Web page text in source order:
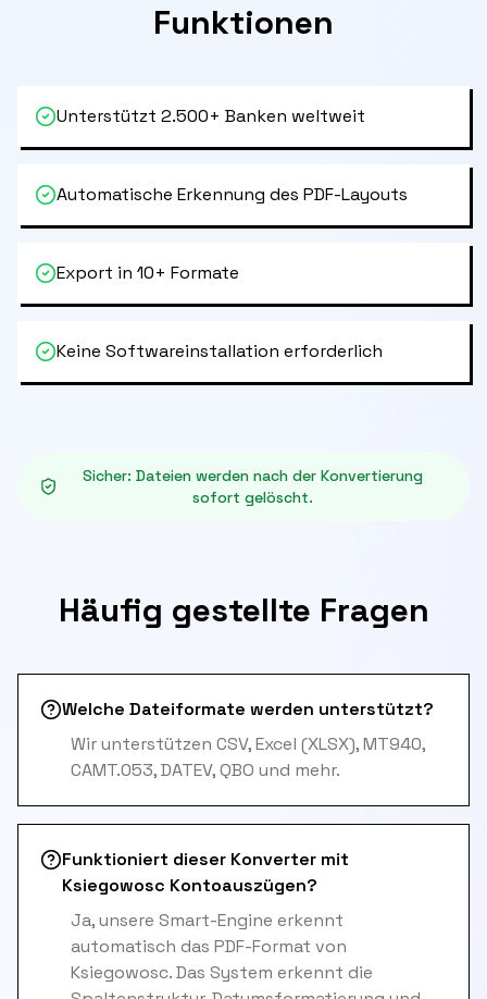
Funktionen
Unterstützt 2.500+ Banken weltweit
Automatische Erkennung des PDF-Layouts
Export in 10+ Formate
Keine Softwareinstallation erforderlich
Sicher: Dateien werden nach der Konvertierung
sofort gelöscht.
Häufig gestellte Fragen
Welche Dateiformate werden unterstützt?
Wir unterstützen CSV, Excel (XLSX), MT940,
CAMT.053, DATEV, QBO und mehr.
Funktioniert dieser Konverter mit
Ksiegowosc Kontoauszügen?
Ja, unsere Smart-Engine erkennt
automatisch das PDF-Format von
Ksiegowosc. Das System erkennt die